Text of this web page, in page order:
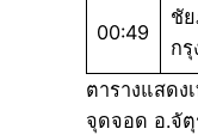
00:49
ชั
กรุ
ตารางแสดง
จุดจอด อ.จั